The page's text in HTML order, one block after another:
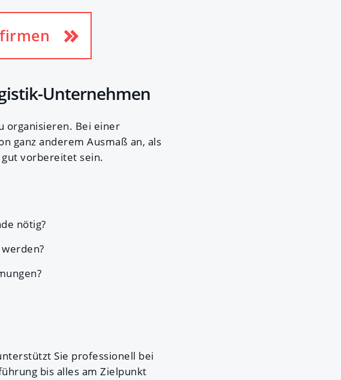
Unternehmen
organisieren. Bei einer
ganz anderem Ausmaß an, als
vorbereitet sein.
nötig?
Sie professionell bei
bis alles am Zielpunkt